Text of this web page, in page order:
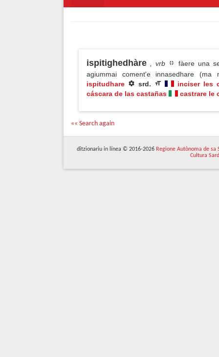
ispitighedhàre , vrb
fàere una
agiummai coment'e innasedhare
ispitudhare
srd.
inciser les
cáscara de las castañas
castrare le
«« Search again
ditzionariu in línea © 2016-2026 Regione Autònoma de sa
Cultura